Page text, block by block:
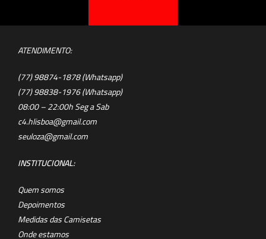
ATENDIMENTO:
(77) 98874-1878 (Whatsapp)
(77) 98838-1976 (Whatsapp)
08:00 – 22:00h Seg a Sab
c4.hlisboa@gmail.com
seuloza@gmail.com
INSTITUCIONAL:
Quem somos
Depoimentos
Medidas das Camisetas
Onde estamos